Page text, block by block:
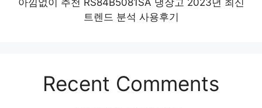
트렌드 분석 사용후기
Recent Comments